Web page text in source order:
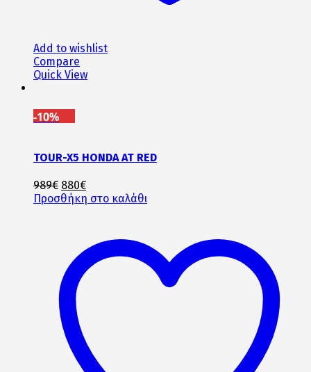
Add to wishlist
Compare
Quick View
-10%
TOUR-X5 HONDA AT RED
989€ Original
price
880€Η
τρέχουσα
880€.
Προσθήκη στο καλάθι